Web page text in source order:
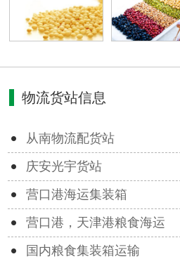
物流货站信息
从南物流配货站
庆安光宇货站
营口港海运集装箱
营口港，天津港粮食海运
国内粮食集装箱运输